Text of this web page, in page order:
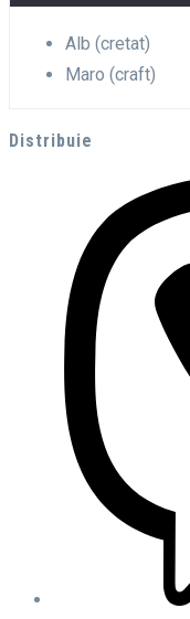
Alb (cretat)
Maro (craft)
Distribuie